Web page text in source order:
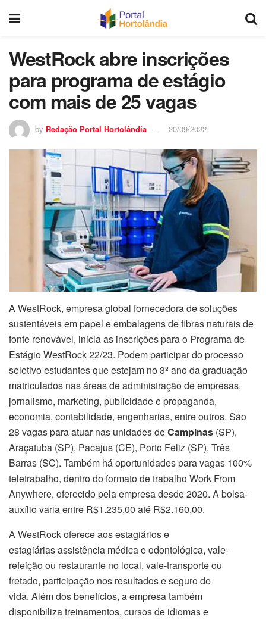
WestRock abre inscrições
para programa de estágio
com mais de 25 vagas
by Redação Portal Hortolândia 20/09/2022
A WestRock, empresa global fornecedora de soluções
sustentáveis em papel e embalagens de fibras naturais de
fonte renovável, inicia as inscrições para o Programa de
Estágio WestRock 22/23. Podem participar do processo
seletivo estudantes que estejam no 3º ano da graduação
matriculados nas áreas de administração de empresas,
jornalismo, marketing, publicidade e propaganda,
economia, contabilidade, engenharias, entre outros. São
28 vagas para atuar nas unidades deCampinas (SP),
Araçatuba (SP), Pacajus (CE), Porto Feliz (SP), Três
Barras (SC). Também há oportunidades para vagas 100%
teletrabalho, dentro do formato de trabalho Work From
Anywhere, oferecido pela empresa desde 2020. A bolsa-
auxílio varia entre R$1.235,00 até R$2.160,00.
A WestRock oferece aos estagiários e
estagiárias assistência médica e odontológica, vale-
refeição ou restaurante no local, vale-transporte ou
fretado, participação nos resultados e seguro de
vida. Além dos benefícios, a empresa também
disponibiliza treinamentos, cursos de idiomas e